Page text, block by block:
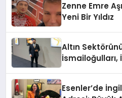
Zenne Emre
Yeni Bir Yıldız
Altın
Esenler’de